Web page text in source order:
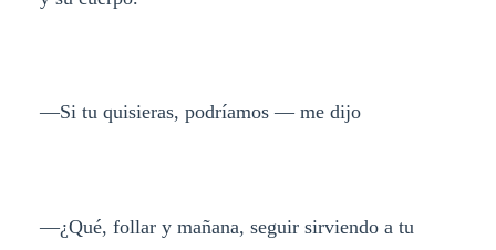
—Si tu quisieras, podríamos — me dijo
—¿Qué, follar y mañana, seguir sirviendo a tu